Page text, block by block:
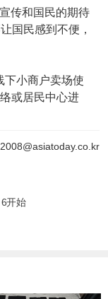
传和国民的期待
国民感到不便，
下小商户卖场使
或居民中心进
开始